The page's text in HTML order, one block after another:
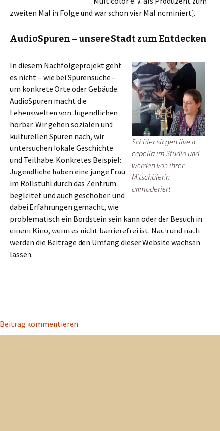
zweiten Mal in Folge und war schon vier Mal nominiert).
AudioSpuren – unsere Stadt zum Entdecken
Schüler singen live a
capella im Studio und
werden von ihrer
Mitschülerin
anmoderiert
In diesem Nachfolgeprojekt geht
es nicht – wie bei Spurensuche –
um konkrete Orte oder Gebäude.
AudioSpuren macht die
Lebenswelten von Jugendlichen
hörbar. Wir gehen sozialen und
kulturellen Spuren nach, wir
untersuchen lokale Geschichte
und Teilhabe. Konkretes Beispiel:
Jugendliche haben eine junge Frau
im Rollstuhl durch das Zentrum
begleitet und auch geschoben und
dabei Erfahrungen gemacht, wie
problematisch ein Bordstein sein kann oder der Besuch in
einem Kino, wenn es nicht barrierefrei ist. Nach und nach
werden die Beiträge den Umfang dieser Website wachsen
lassen.
Beitrag kommentieren